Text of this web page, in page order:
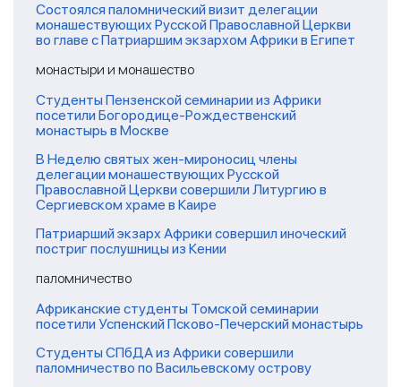
Состоялся паломнический визит делегации
монашествующих Русской Православной Церкви
во главе с Патриаршим экзархом Африки в Египет
монастыри и монашество
Студенты Пензенской семинарии из Африки
посетили Богородице-Рождественский
монастырь в Москве
В Неделю святых жен-мироносиц члены
делегации монашествующих Русской
Православной Церкви совершили Литургию в
Сергиевском храме в Каире
Патриарший экзарх Африки совершил иноческий
постриг послушницы из Кении
паломничество
Африканские студенты Томской семинарии
посетили Успенский Псково-Печерский монастырь
Студенты СПбДА из Африки совершили
паломничество по Васильевскому острову